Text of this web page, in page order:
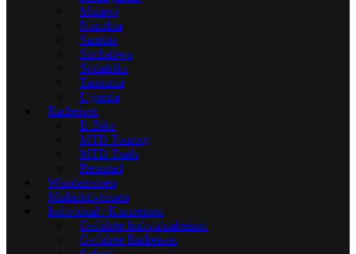
Malawi
Namibia
Sambia
Simbabwe
Südafrika
Tansania
Uganda
Radreisen
E-Bike
MTB Touring
MTB Trails
Rennrad
Wanderreisen
Multiaktivreisen
Individual / Kurzreisen
Geführte Individualreisen
Geführte Radreisen